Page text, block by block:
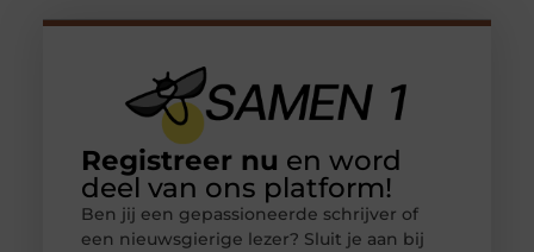
Registreer nu en word
deel van ons platform!
Ben jij een gepassioneerde schrijver of
een nieuwsgierige lezer? Sluit je aan bij